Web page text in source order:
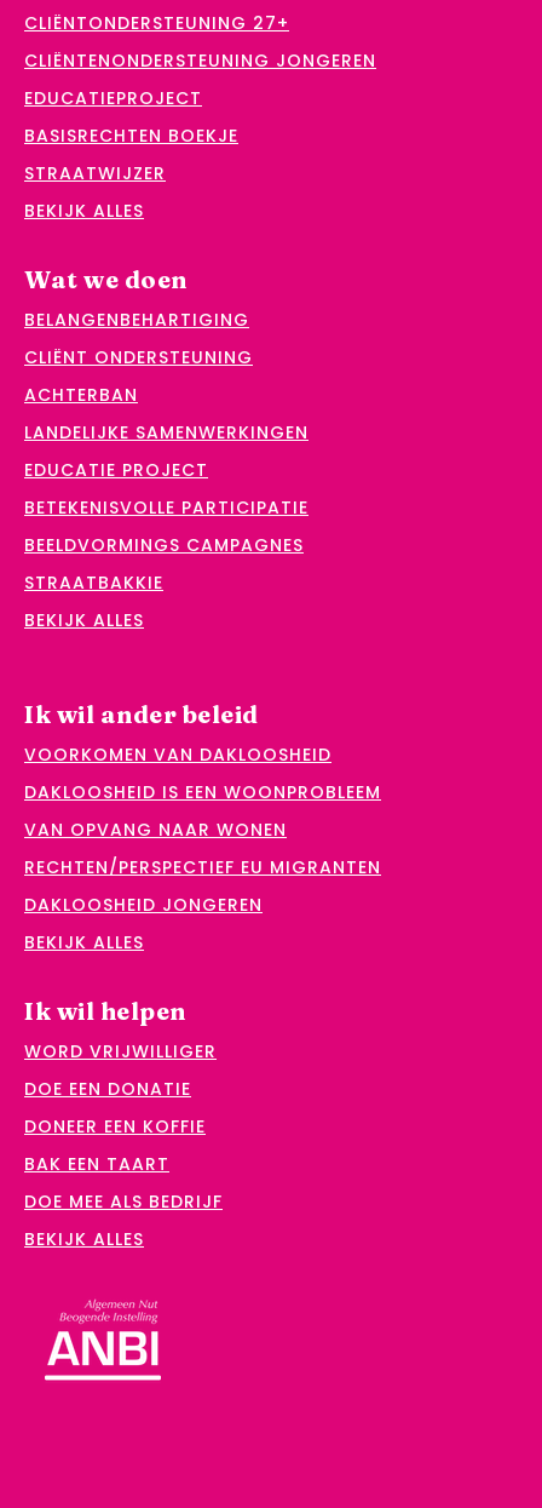
CLIËNTONDERSTEUNING 27+
CLIËNTENONDERSTEUNING JONGEREN
EDUCATIEPROJECT
BASISRECHTEN BOEKJE
STRAATWIJZER
BEKIJK ALLES
Wat we doen
BELANGENBEHARTIGING
CLIËNT ONDERSTEUNING
ACHTERBAN
LANDELIJKE SAMENWERKINGEN
EDUCATIE PROJECT
BETEKENISVOLLE PARTICIPATIE
BEELDVORMINGS CAMPAGNES
STRAATBAKKIE
BEKIJK ALLES
Ik wil ander beleid
VOORKOMEN VAN DAKLOOSHEID
DAKLOOSHEID IS EEN WOONPROBLEEM
VAN OPVANG NAAR WONEN
RECHTEN/PERSPECTIEF EU MIGRANTEN
DAKLOOSHEID JONGEREN
BEKIJK ALLES
Ik wil helpen
WORD VRIJWILLIGER
DOE EEN DONATIE
DONEER EEN KOFFIE
BAK EEN TAART
DOE MEE ALS BEDRIJF
BEKIJK ALLES